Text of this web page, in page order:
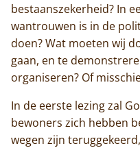
bestaanszekerheid? In
wantrouwen is in de
doen? Wat moeten wij
gaan, en te
organiseren? Of
In de eerste lezing zal
bewoners zich hebben
wegen zijn